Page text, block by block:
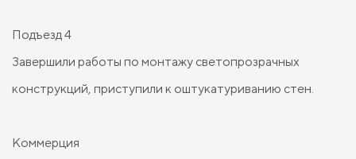
Подъезд 4
Завершили работы по монтажу светопрозрачных
конструкций, приступили к оштукатуриванию стен.
Коммерция